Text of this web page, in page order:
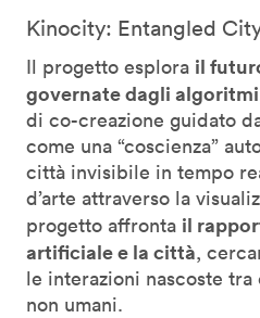
Kinocity: Entangled
Il progetto esplora il
governate dagli algoritmi
di co-creazione guidato
come una “coscienza”
città invisibile in tempo
d’arte attraverso la
progetto affronta il
artificiale e la città,
le interazioni nascoste tra
non umani.